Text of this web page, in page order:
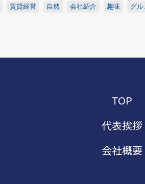
賃貸経営 自然 会社紹介 趣味 グル
TOP
代表挨拶
会社概要